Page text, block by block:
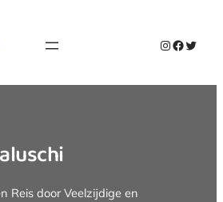
Instagram
Reis door Veelzijdige en